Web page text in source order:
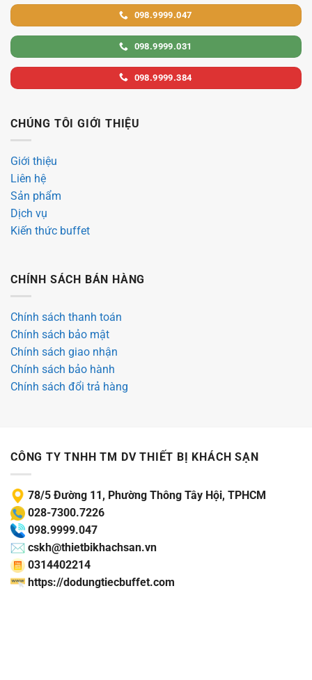
098.9999.047
098.9999.031
098.9999.384
CHÚNG TÔI GIỚI THIỆU
Giới thiệu
Liên hệ
Sản phẩm
Dịch vụ
Kiến thức buffet
CHÍNH SÁCH BÁN HÀNG
Chính sách thanh toán
Chính sách bảo mật
Chính sách giao nhận
Chính sách bảo hành
Chính sách đổi trả hàng
CÔNG TY TNHH TM DV THIẾT BỊ KHÁCH SẠN
78/5 Đường 11, Phường Thông Tây Hội, TPHCM
028-7300.7226
098.9999.047
cskh@thietbikhachsan.vn
0314402214
https://dodungtiecbuffet.com